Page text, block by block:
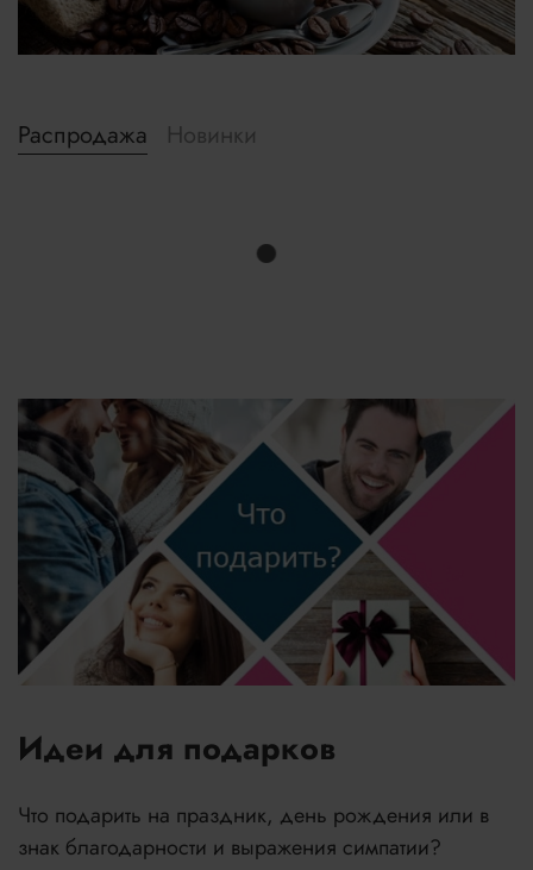
Распродажа Новинки
Идеи для подарков
Что подарить на праздник, день рождения или в
знак благодарности и выражения симпатии?